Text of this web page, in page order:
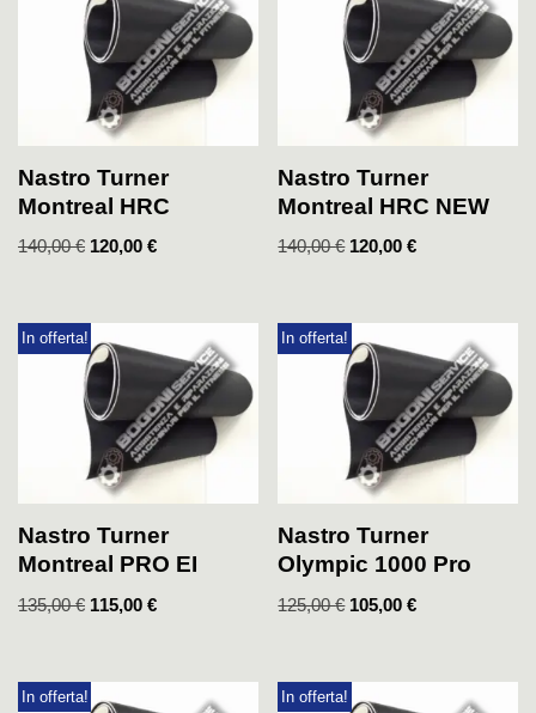
Nastro Turner
Montreal HRC
140,00€ 120,00 €
Nastro Turner
Montreal HRC NEW
140,00€ 120,00€
In offerta!
Nastro Turner
Montreal PRO EI
135,00€ 115,00 €
In offerta!
Nastro Turner
Olympic 1000 Pro
125,00€ 105,00€
In offerta! In offerta!